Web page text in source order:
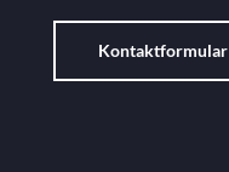
Kontaktformular